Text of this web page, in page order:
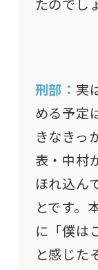
たのでし
刑部： 実
める予定
きなきっ
表・中村
ほれ込ん
とです。
に「僕は
と感じた